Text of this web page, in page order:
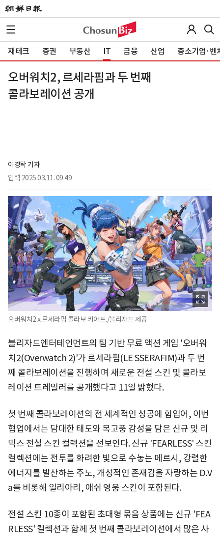
재테크 증권 부동산 IT 금융 산업 중소기업·벤
오버워치2, 르세라핌과 두 번째
콜라보레이션 공개
이경탁 기자
입력 2025.03.11. 09:49
오버워치2 x 르세라핌 콜라보 키아트./블리자드 제공
블리자드엔터테인먼트의 팀 기반 무료 액션 게임 '오버워
치2(Overwatch 2)'가 르세라핌(LE SSERAFIM)과 두 번
째 콜라보레이션을 진행하며 새로운 전설 스킨 및 콜라보
레이션 트레일러를 공개했다고 11일 밝혔다.
첫 번째 콜라보레이션의 전 세계적인 성공에 힘입어, 이번
협업에서는 담대한 태도와 복고풍 감성을 담은 신규 및 리
믹스 전설 스킨 컬렉션을 선보인다. 신규 'FEARLESS' 스킨
컬렉션에는 전투를 화려한 빛으로 수놓는 메르시, 강렬한
에너지를 발산하는 주노, 개성적인 존재감을 자랑하는 D.V
a를 비롯해 일리아리, 애쉬 영웅 스킨이 포함된다.
전설 스킨 10종이 포함된 초대형 묶음 상품에는 신규 'FEA
RLESS' 컬렉션과 함께 첫 번째 콜라보레이션에서 많은 사